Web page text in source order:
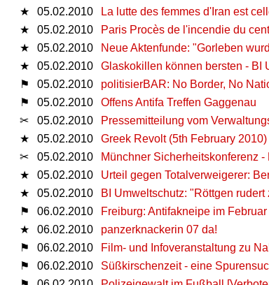
★
05.02.2010
La lutte des femmes d'Iran est
★
05.02.2010
Paris Procès de l'incendie du
★
05.02.2010
Neue Aktenfunde: "Gorleben
★
05.02.2010
Glaskokillen können bersten - BI
⚑
05.02.2010
politisierBAR: No Border, No
⚑
05.02.2010
Offens Antifa Treffen Gaggenau
✂
05.02.2010
Pressemitteilung vom
★
05.02.2010
Greek Revolt (5th February 2010)
✂
05.02.2010
Münchner Sicherheitskonferenz
★
05.02.2010
Urteil gegen Totalverweigerer:
★
05.02.2010
BI Umweltschutz: "Röttgen
⚑
06.02.2010
Freiburg: Antifakneipe im
★
06.02.2010
panzerknackerin 07 da!
⚑
06.02.2010
Film- und Infoveranstaltung zu
⚑
06.02.2010
Süßkirschenzeit - eine